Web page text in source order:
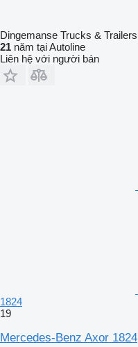
Dingemanse Trucks & Trailers
21 năm tại Autoline
Liên hệ với người bán
1824
19
Mercedes-Benz Axor 1824